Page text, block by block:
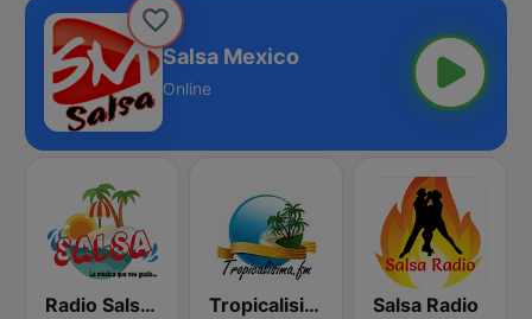
Salsa Mexico
Online
Radio Salsa México Tropicalisima.fm - Salsa Salsa Radio